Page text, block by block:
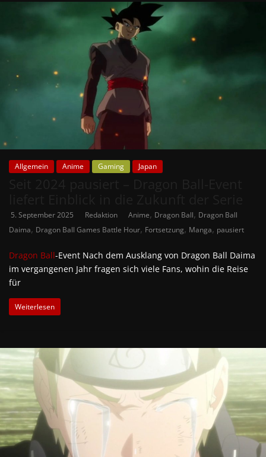
Allgemein Anime Gaming Japan
5. September 2025 Redaktion Anime, Dragon Ball, Dragon Ball
Daima, Dragon Ball Games Battle Hour, Fortsetzung, Manga, pausiert
Dragon Ball-Event Nach dem Ausklang von Dragon Ball Daima
im vergangenen Jahr fragen sich viele Fans, wohin die Reise
für
Weiterlesen